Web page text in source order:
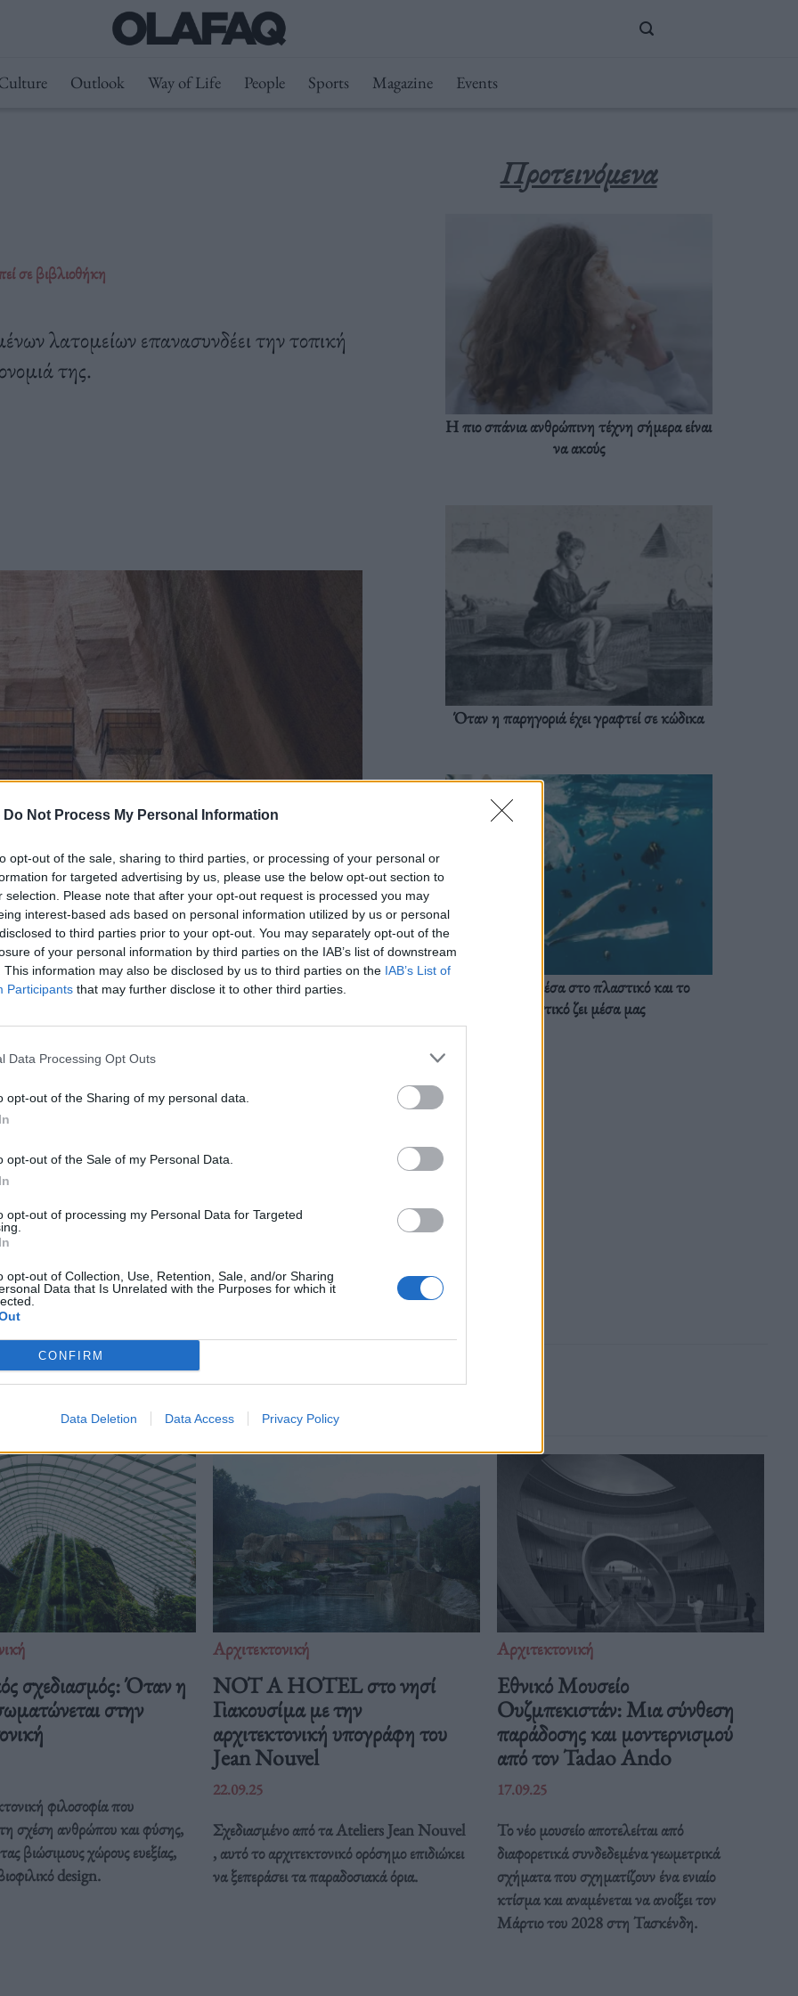
Do Not Process My Personal Information
opt-out of the sale, sharing to third parties, or processing of your personal or
for targeted advertising by us, please use the below opt-out section to
selection. Please note that after your opt-out request is processed you may
interest-based ads based on personal information utilized by us or personal
to third parties prior to your opt-out. You may separately opt-out of the
of your personal information by third parties on the IAB’s list of downstream
This information may also be disclosed by us to third parties on the IAB’s List of
Participants that may further disclose it to other third parties.
Data Processing Opt Outs
opt-out of the Sharing of my personal data.
opt-out of the Sale of my Personal Data.
opt-out of processing my Personal Data for Targeted
opt-out of Collection, Use, Retention, Sale, and/or Sharing
Data that Is Unrelated with the Purposes for which it
CONFIRM
Data Deletion Data Access Privacy Policy
Outlook Way of Life People Sports Magazine Events
σε βιβλιοθήκη
λατομείων επανασυνδέει την τοπική
της.
λατομείων επανασυνδέει την
κληρονομιά της.
→
,εγκαταλελειμμένο Κίνα λατομείο
Προτεινόμενα
Η πιο σπάνια ανθρώπινη τέχνη σήμερα είναι
να ακούς
Όταν η παρηγοριά έχει γραφτεί σε κώδικα
Ζούμε ήδη μέσα στο πλαστικό και το
πλαστικό ζει μέσα μας
Δείτε επίσης
σχεδιασμός: Όταν η
στην
φιλοσοφία που
σχέση ανθρώπου και φύσης,
βιώσιμους χώρους ευεξίας,
design.
Αρχιτεκτονική
NOT A HOTEL στο νησί
Γιακουσίμα με την
αρχιτεκτονική υπογράφη του
Jean Nouvel
22.09.25
Σχεδιασμένο από τα Ateliers Jean Nouvel
, αυτό το αρχιτεκτονικό ορόσημο επιδιώκει
να ξεπεράσει τα παραδοσιακά όρια.
Αρχιτεκτονική
Εθνικό Μουσείο
Ουζμπεκιστάν: Μια σύνθεση
παράδοσης και μοντερνισμού
από τον Tadao Ando
17.09.25
Το νέο μουσείο αποτελείται από
διαφορετικά συνδεδεμένα γεωμετρικά
σχήματα που σχηματίζουν ένα ενιαίο
κτίσμα και αναμένεται να ανοίξει τον
Μάρτιο του 2028 στη Τασκένδη.